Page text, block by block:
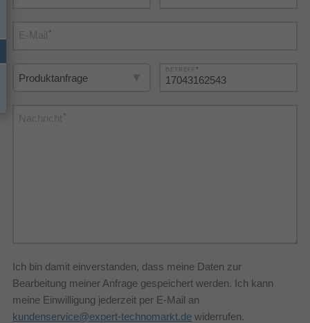
E-Mail*
*
Nachricht*
Ich bin damit einverstanden, dass meine Daten zur
Bearbeitung meiner Anfrage gespeichert werden. Ich kann
meine Einwilligung jederzeit per E-Mail an
kundenservice@expert-technomarkt.de widerrufen.